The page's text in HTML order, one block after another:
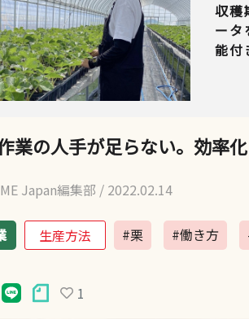
収穫
ー
能付
業の人手が足らない。効率
Japan編集部 / 2022.02.14
生産方法 #栗 #働き方
1